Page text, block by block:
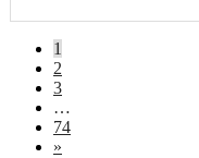
1
2
3
…
74
»